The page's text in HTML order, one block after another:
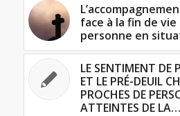
face à la fin de
personne en
LE SENTIMENT DE
ET LE PRÉ-DEUIL
PROCHES DE
ATTEINTES DE LA…